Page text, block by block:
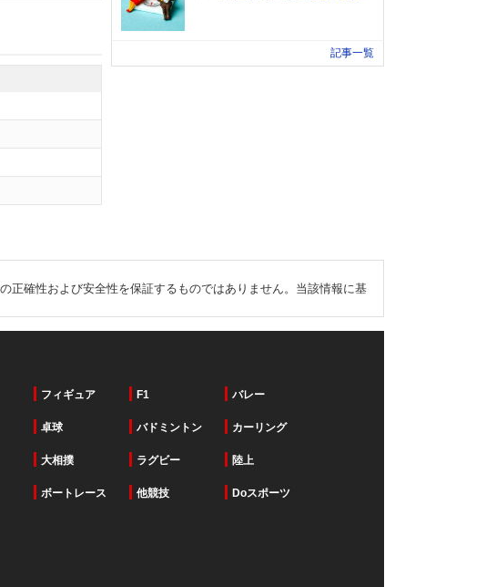
記事一覧
正確性および安全性を保証するものではありません。当該情報に基
フィギュア F1 バレー
卓球 バドミントン カーリング
大相撲 ラグビー 陸上
ボートレース 他競技 Doスポーツ